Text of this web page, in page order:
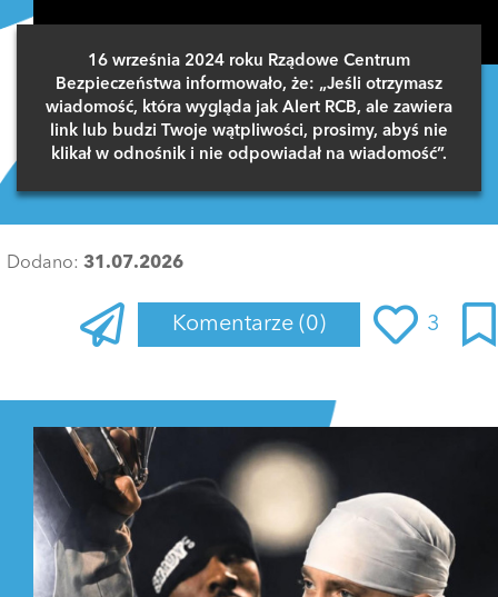
16 września 2024 roku Rządowe Centrum
Bezpieczeństwa informowało, że: „Jeśli otrzymasz
wiadomość, która wygląda jak Alert RCB, ale zawiera
link lub budzi Twoje wątpliwości, prosimy, abyś nie
klikał w odnośnik i nie odpowiadał na wiadomość”.
Dodano: 31.07.2026
Komentarze (0) 3